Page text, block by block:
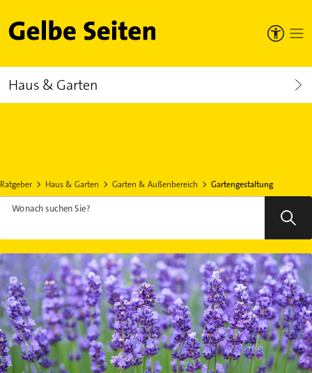
Gelbe Seiten
Haus & Garten
Ratgeber Haus & Garten Garten & Außenbereich Gartengestaltung
Wonach suchen Sie?